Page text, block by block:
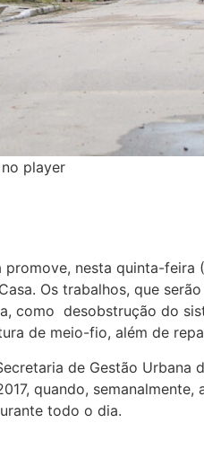
player
promove, nesta quinta-feira
Os trabalhos, que
como desobstrução do
de meio-fio, além de
de Gestão Urbana
quando, semanalmente,
todo o dia.